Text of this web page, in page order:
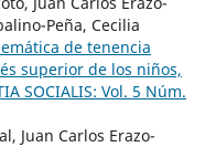
Peña, Cecilia
de tenencia
superior de los niños,
SOCIALIS: Vol. 5 Núm.
Juan Carlos Erazo-